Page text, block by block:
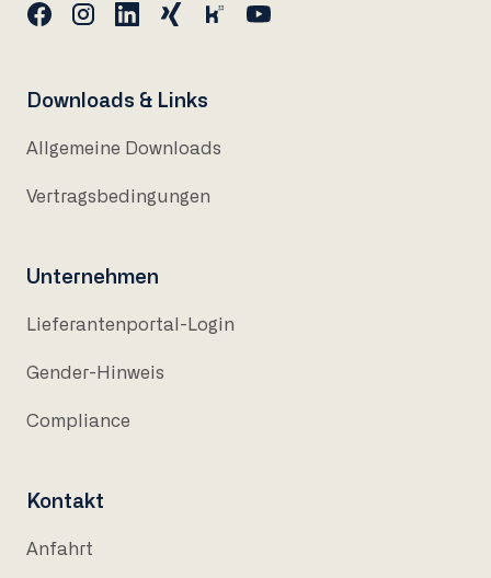
Downloads & Links
Allgemeine Downloads
Vertragsbedingungen
Unternehmen
Lieferantenportal-Login
Gender-Hinweis
Compliance
Kontakt
Anfahrt